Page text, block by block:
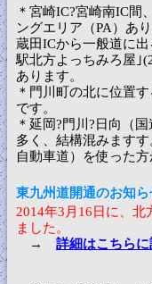
＊宮崎IC?宮崎南IC間
ングエリア（PA）あり
蔵田ICから一般道に
駅北方よっちみろ屋｣
あります。
＊門川町の北に位置す
です。
＊延岡?門川?日向（
多く、結構混みます
自動車道）を使った方
東九州道開通のお知ら
2014年3月16日に、北
ました。
→ 詳細はこちらに